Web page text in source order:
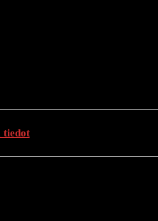
tiedot